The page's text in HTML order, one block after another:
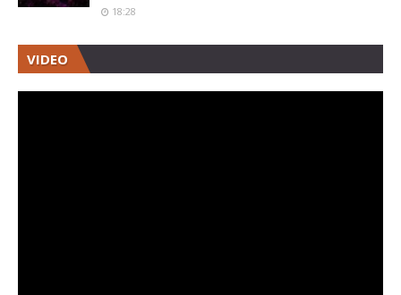
18:28
VIDEO